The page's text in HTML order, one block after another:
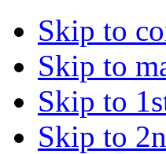
Skip to
Skip to
Skip to
Skip to